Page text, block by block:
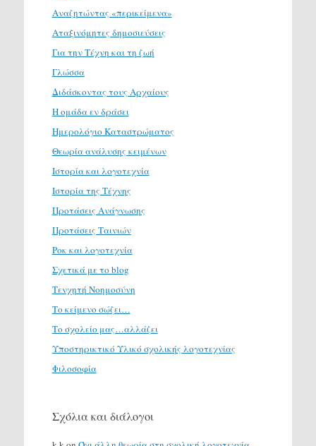
Αναζητώντας «περικείμενα»
Αταξινόμητες δημοσιεύσεις
Για την Τέχνη και τη ζωή
Γλώσσα
Διδάσκοντας τους Αρχαίους
Η ομάδα εν δράσει
Ημερολόγιο Καταστρώματος
Θεωρία ανάλυσης κειμένων
Ιστορία και λογοτεχνία
Ιστορία της Τέχνης
Προτάσεις Ανάγνωσης
Προτάσεις Ταινιών
Ροκ και λογοτεχνία
Σχετικά με το blog
Τενχητή Νοημοσύνη
Το κείμενο σώζει…
Το σχολείο μας…αλλάζει
Υποστηρικτικό Υλικό σχολικής λογοτεχνίας
Φιλοσοφία
Σχόλια και διάλογοι